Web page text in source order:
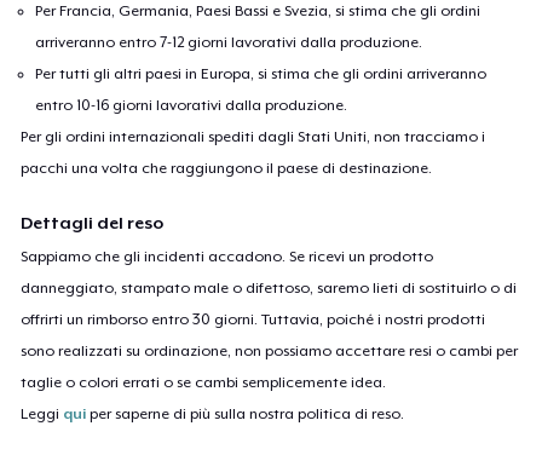
Per Francia, Germania, Paesi Bassi e Svezia, si stima che gli ordini
arriveranno entro 7-12 giorni lavorativi dalla produzione.
Per tutti gli altri paesi in Europa, si stima che gli ordini arriveranno
entro 10-16 giorni lavorativi dalla produzione.
Per gli ordini internazionali spediti dagli Stati Uniti, non tracciamo i
pacchi una volta che raggiungono il paese di destinazione.
Dettagli del reso
Sappiamo che gli incidenti accadono. Se ricevi un prodotto
danneggiato, stampato male o difettoso, saremo lieti di sostituirlo o di
offrirti un rimborso entro 30 giorni. Tuttavia, poiché i nostri prodotti
sono realizzati su ordinazione, non possiamo accettare resi o cambi per
taglie o colori errati o se cambi semplicemente idea.
Leggi qui per saperne di più sulla nostra politica di reso.